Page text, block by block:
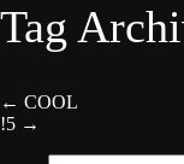
Tag
← COOL
!5 →